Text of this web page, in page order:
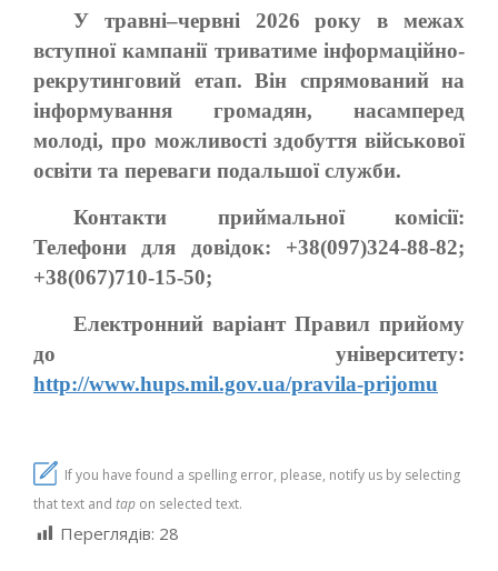
У травні–червні 2026 року в межах
вступної кампанії триватиме інформаційно-
рекрутинговий етап. Він спрямований на
інформування громадян, насамперед
молоді, про можливості здобуття військової
освіти та переваги подальшої служби.
Контакти приймальної комісії:
Телефони для довідок: +38(097)324-88-82;
+38(067)710-15-50;
Електронний варіант Правил прийому
до університету:
http://www.hups.mil.gov.ua/pravila-prijomu
If you have found a spelling error, please, notify us by selecting
that text and tap on selected text.
Переглядів: 28